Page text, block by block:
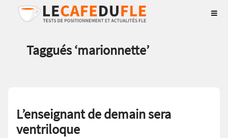
Taggués ‘marionnette’
L’enseignant de demain sera
ventriloque